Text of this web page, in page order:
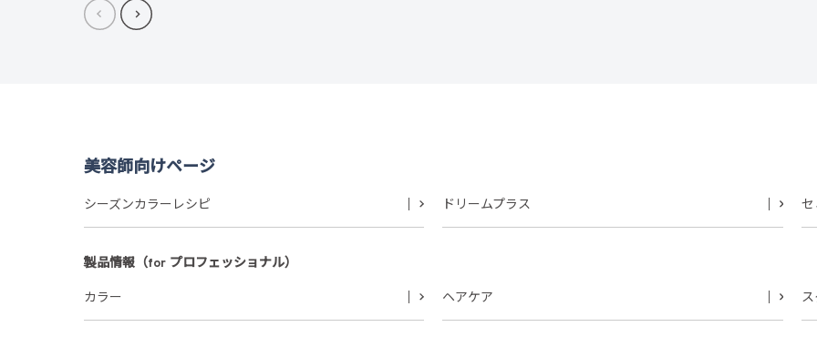
美容師向けページ
シーズンカラーレシピ ドリームプラス セ
製品情報（for プロフェッショナル）
カラー ヘアケア